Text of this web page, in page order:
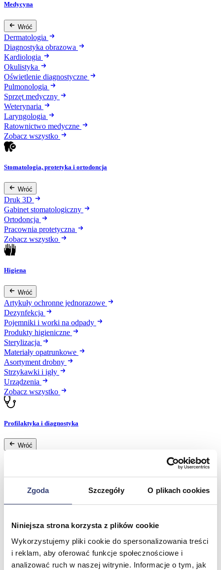
Zgoda Szczegóły O plikach cookies
Niniejsza strona korzysta z plików cookie
Wykorzystujemy pliki cookie do spersonalizowania treści
i reklam, aby oferować funkcje społecznościowe i
analizować ruch w naszej witrynie. Informacje o tym, jak
Medycyna
Wróć
Dermatologia
Diagnostyka obrazowa
Kardiologia
Okulistyka
Oświetlenie diagnostyczne
Pulmonologia
Sprzęt medyczny
Weterynaria
Laryngologia
Ratownictwo medyczne
Zobacz wszystko
Stomatologia, protetyka i ortodoncja
Wróć
Druk 3D
Gabinet stomatologiczny
Ortodoncja
Pracownia protetyczna
Zobacz wszystko
Higiena
Wróć
Artykuły ochronne jednorazowe
Dezynfekcja
Pojemniki i worki na odpady
Produkty higieniczne
Sterylizacja
Materiały opatrunkowe
Asortyment drobny
Strzykawki i igły
Urządzenia
Zobacz wszystko
Profilaktyka i diagnostyka
Wróć
Inhalatory
Artykuły Przeciwodleżynowe
Stetoskopy
Zobacz wszystko
Meble medyczne